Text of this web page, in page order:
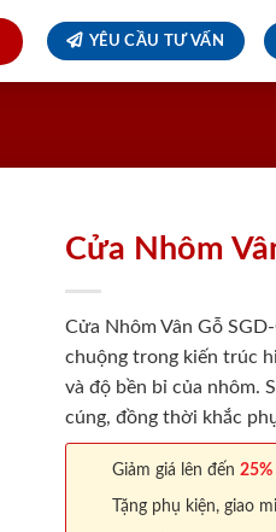
YÊU CẦU TƯ VẤN
Cửa Nhôm
Cửa Nhôm Vân Gỗ
chuộng trong kiến trúc
và độ bền bỉ của nhôm.
cúng, đồng thời khắc
Giảm giá lên đến 25%
Tặng phụ kiện, giao